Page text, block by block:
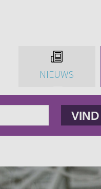
NIEUWS
VIND